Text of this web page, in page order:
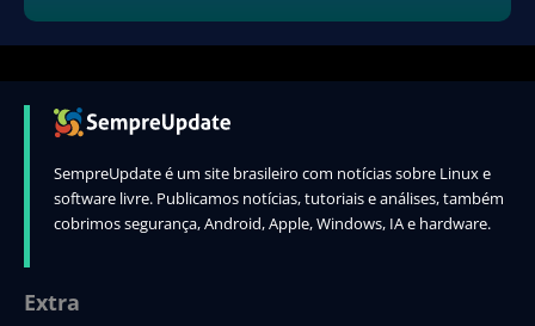
SempreUpdate é um site brasileiro com notícias sobre Linux e
software livre. Publicamos notícias, tutoriais e análises, também
cobrimos segurança, Android, Apple, Windows, IA e hardware.
Extra